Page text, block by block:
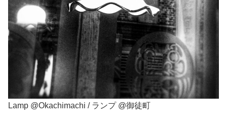
Lamp @Okachimachi / ランプ @御徒町